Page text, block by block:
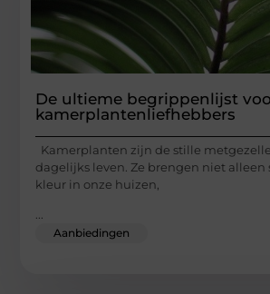
De ultieme begrippenlijst
kamerplantenliefhebbers
Kamerplanten zijn de stille
dagelijks leven. Ze brengen niet alleen
kleur in onze huizen,
...
Aanbiedingen